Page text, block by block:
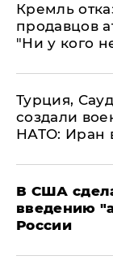
Кремль
продавцов
"Ни у кого
Турция,
создали
НАТО: Иран
В США
введению
России